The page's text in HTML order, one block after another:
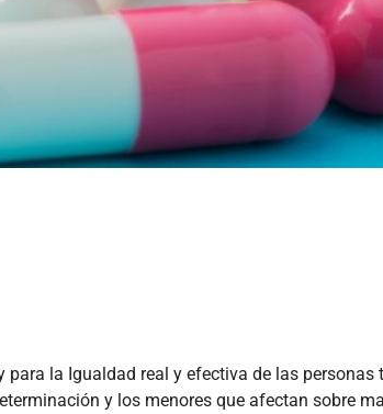
la Igualdad real y efectiva de las personas
y los menores que afectan sobre